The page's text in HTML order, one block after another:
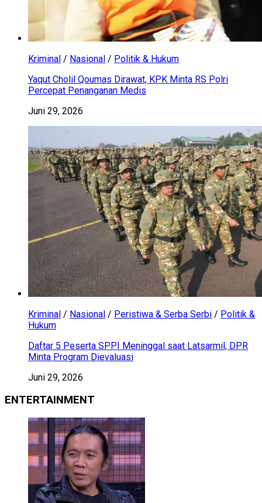
Kriminal / Nasional / Politik & Hukum
Yaqut Cholil Qoumas Dirawat, KPK Minta RS Polri
Percepat Penanganan Medis
Juni 29, 2026
Kriminal / Nasional / Peristiwa & Serba Serbi / Politik &
Hukum
Daftar 5 Peserta SPPI Meninggal saat Latsarmil, DPR
Minta Program Dievaluasi
Juni 29, 2026
ENTERTAINMENT